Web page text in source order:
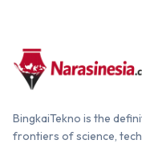
BingkaiTekno is the
frontiers of science,